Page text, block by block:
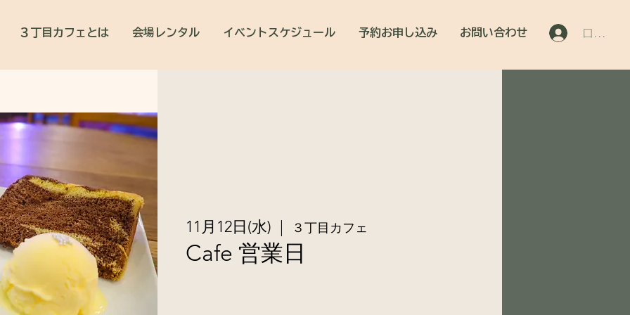
３丁目カフェとは 会場レンタル イベントスケジュール 予約お申し込み お問い合わせ ログイン
11月12日(水) ３丁目カフェ
Cafe 営業日